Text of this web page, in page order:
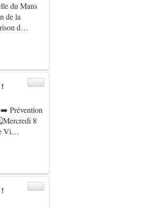
du Mans
de la
d…
Prévention
8
Vi…